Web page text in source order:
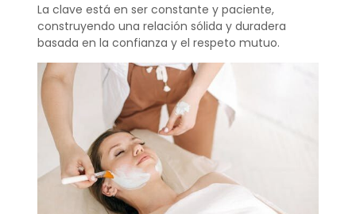
La clave está en ser constante y paciente,
construyendo una relación sólida y duradera
basada en la confianza y el respeto mutuo.